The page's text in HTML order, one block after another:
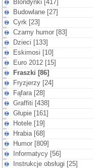
Blondynki [417]
Budowlane [27]
Cyrk [23]
Czarny humor [83]
Dzieci [133]
Eskimosi [10]
Euro 2012 [15]
Fraszki [86]
Fryzjerzy [24]
Fąfara [28]
Graffiti [438]
Głupie [161]
Hotele [19]
Hrabia [68]
Humor [809]
Informatycy [56]
Instrukcje obsługi [25]